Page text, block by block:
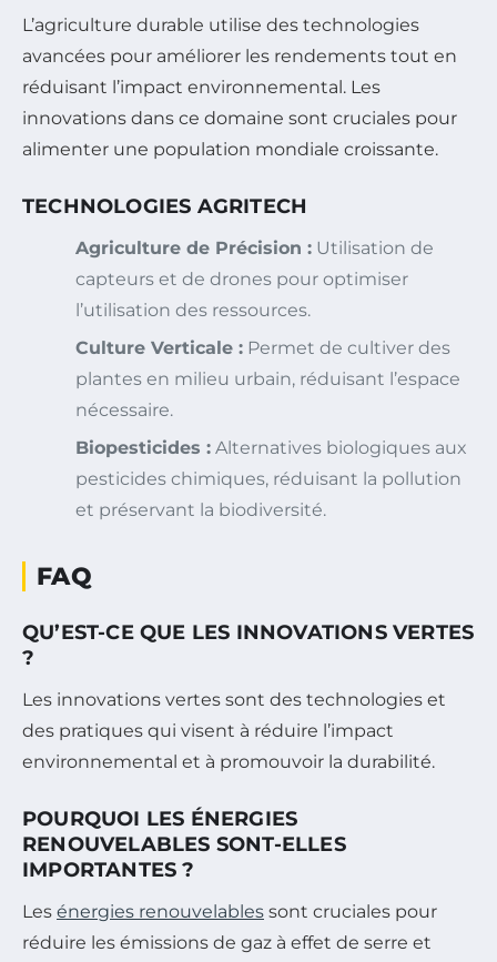
L’agriculture durable utilise des technologies
avancées pour améliorer les rendements tout en
réduisant l’impact environnemental. Les
innovations dans ce domaine sont cruciales pour
alimenter une population mondiale croissante.
TECHNOLOGIES AGRITECH
Agriculture de Précision : Utilisation de
capteurs et de drones pour optimiser
l’utilisation des ressources.
Culture Verticale : Permet de cultiver des
plantes en milieu urbain, réduisant l’espace
nécessaire.
Biopesticides : Alternatives biologiques aux
pesticides chimiques, réduisant la pollution
et préservant la biodiversité.
FAQ
QU’EST-CE QUE LES INNOVATIONS VERTES
?
Les innovations vertes sont des technologies et
des pratiques qui visent à réduire l’impact
environnemental et à promouvoir la durabilité.
POURQUOI LES ÉNERGIES
RENOUVELABLES SONT-ELLES
IMPORTANTES ?
Les énergies renouvelables sont cruciales pour
réduire les émissions de gaz à effet de serre et